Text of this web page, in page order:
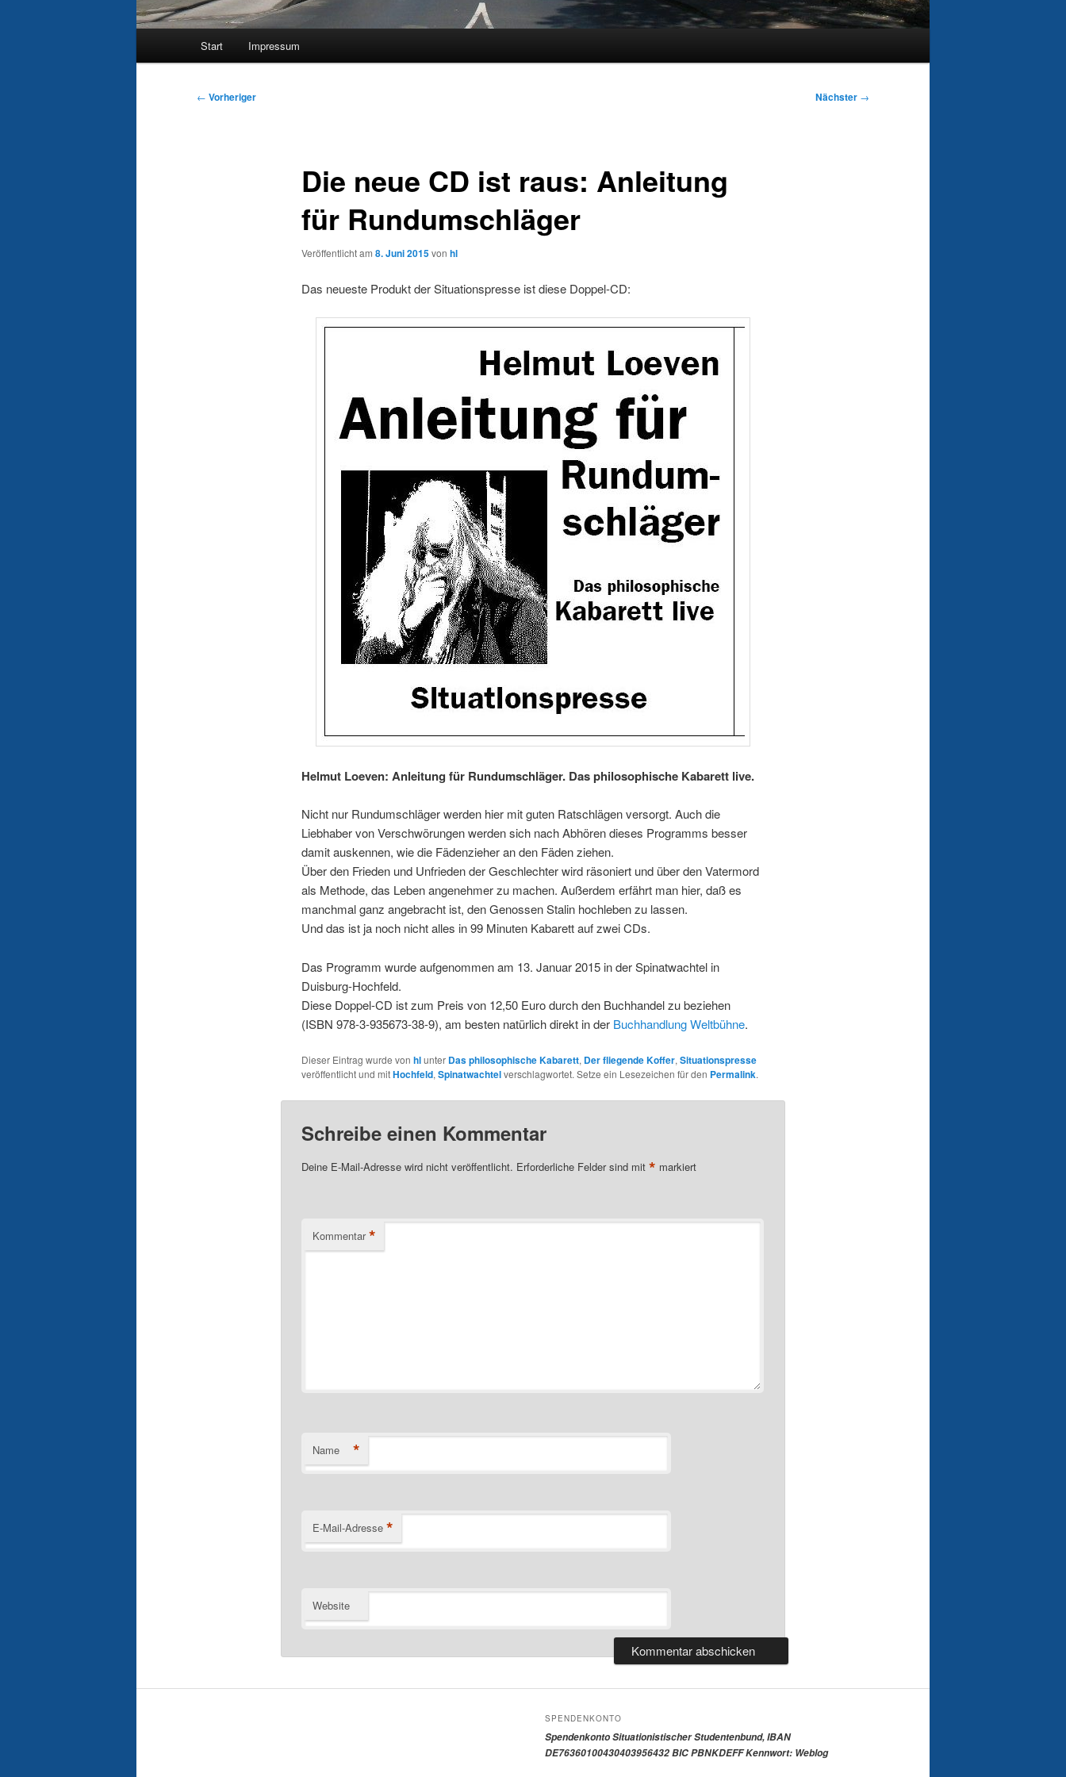
Start Impressum
Beitragsnavigation
← Vorheriger Nächster →
Die neue CD ist raus: Anleitung
für Rundumschläger
Veröffentlicht am 8. Juni 2015von hl
Das neueste Produkt der Situationspresse ist diese Doppel-CD:
Helmut Loeven: Anleitung für Rundumschläger. Das philosophische Kabarett live.
Nicht nur Rundumschläger werden hier mit guten Ratschlägen versorgt. Auch die
Liebhaber von Verschwörungen werden sich nach Abhören dieses Programms besser
damit auskennen, wie die Fädenzieher an den Fäden ziehen.
Über den Frieden und Unfrieden der Geschlechter wird räsoniert und über den Vatermord
als Methode, das Leben angenehmer zu machen. Außerdem erfährt man hier, daß es
manchmal ganz angebracht ist, den Genossen Stalin hochleben zu lassen.
Und das ist ja noch nicht alles in 99 Minuten Kabarett auf zwei CDs.
Das Programm wurde aufgenommen am 13. Januar 2015 in der Spinatwachtel in
Duisburg-Hochfeld.
Diese Doppel-CD ist zum Preis von 12,50 Euro durch den Buchhandel zu beziehen
(ISBN 978-3-935673-38-9), am besten natürlich direkt in der Buchhandlung Weltbühne.
Dieser Eintrag wurde von hlunter Das philosophische Kabarett, Der fliegende Koffer, Situationspresse
veröffentlicht und mitHochfeld, Spinatwachtelverschlagwortet. Setze ein Lesezeichen für den Permalink.
Schreibe einen Kommentar
Deine E-Mail-Adresse wird nicht veröffentlicht. Erforderliche Felder sind mit * markiert
Kommentar *
Name *
E-Mail-Adresse *
Website
SPENDENKONTO
Spendenkonto Situationistischer Studentenbund, IBAN
DE76360100430403956432 BIC PBNKDEFF Kennwort: Weblog